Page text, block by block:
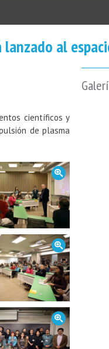
al
científicos y
de plasma